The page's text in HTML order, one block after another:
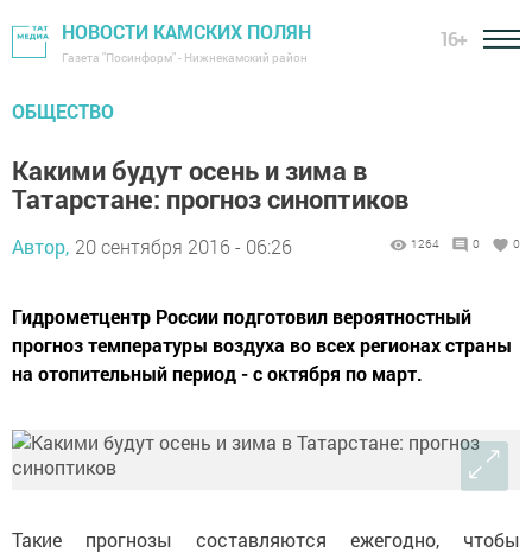
НОВОСТИ КАМСКИХ ПОЛЯН
Газета "Посинформ" - Нижнекамский район
16+
ОБЩЕСТВО
Какими будут осень и зима в
Татарстане: прогноз синоптиков
Автор, 20 сентября 2016 - 06:26 1264 0 0
Гидрометцентр России подготовил вероятностный
прогноз температуры воздуха во всех регионах страны
на отопительный период - с октября по март.
Такие прогнозы составляются ежегодно, чтобы